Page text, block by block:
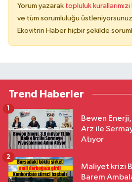
Yorum yazarak topluluk kurallarımızı
ve tüm sorumluluğu
Ekovitrin Haber hiçbir şekilde
Trend Haberler
Bewen
Arz ile
Atıyor
1
Maliyet krizi
Barem
2